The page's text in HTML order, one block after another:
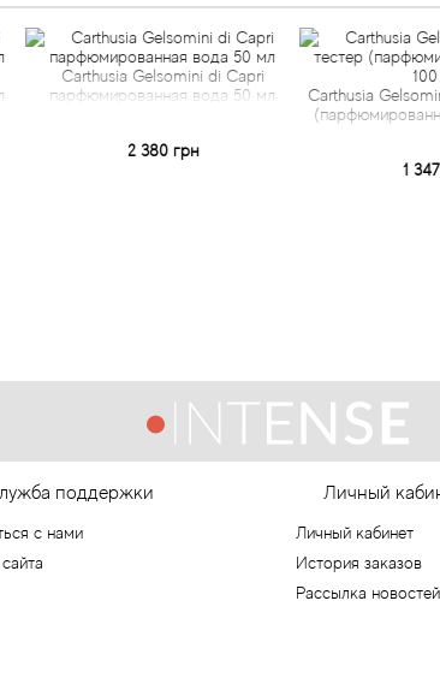
Gelsomini di Capri
вода 50 мл
Carthusia Gelsomini di Capri
(парфюмированная вода) 100 мл
поддержки
с нами
Личный
Личный кабинет
История заказов
Рассылка новостей